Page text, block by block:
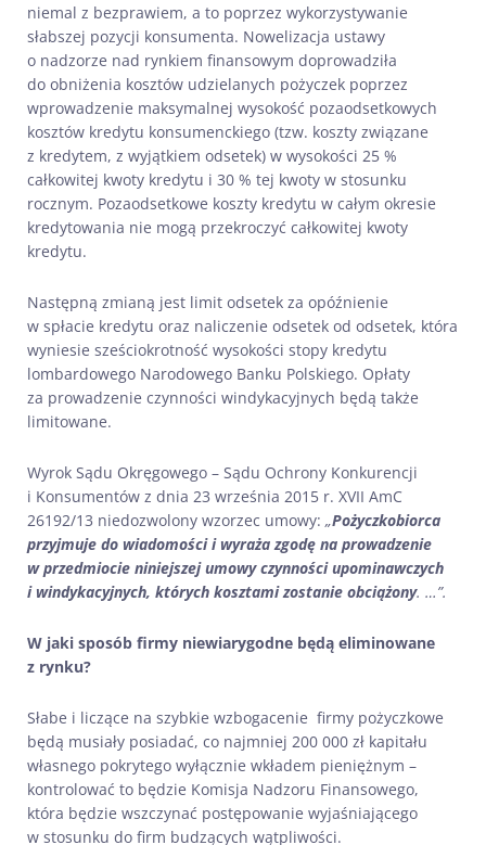
niemal z bezprawiem, a to poprzez wykorzystywanie
słabszej pozycji konsumenta. Nowelizacja ustawy
o nadzorze nad rynkiem finansowym doprowadziła
do obniżenia kosztów udzielanych pożyczek poprzez
wprowadzenie maksymalnej wysokość pozaodsetkowych
kosztów kredytu konsumenckiego (tzw. koszty związane
z kredytem, z wyjątkiem odsetek) w wysokości 25 %
całkowitej kwoty kredytu i 30 % tej kwoty w stosunku
rocznym. Pozaodsetkowe koszty kredytu w całym okresie
kredytowania nie mogą przekroczyć całkowitej kwoty
kredytu.
Następną zmianą jest limit odsetek za opóźnienie
w spłacie kredytu oraz naliczenie odsetek od odsetek, która
wyniesie sześciokrotność wysokości stopy kredytu
lombardowego Narodowego Banku Polskiego. Opłaty
za prowadzenie czynności windykacyjnych będą także
limitowane.
Wyrok Sądu Okręgowego – Sądu Ochrony Konkurencji
i Konsumentów z dnia 23 września 2015 r. XVII AmC
26192/13 niedozwolony wzorzec umowy: „Pożyczkobiorca
przyjmuje do wiadomości i wyraża zgodę na prowadzenie
w przedmiocie niniejszej umowy czynności upominawczych
i windykacyjnych, których kosztami zostanie obciążony. …”.
W jaki sposób firmy niewiarygodne będą eliminowane
z rynku?
Słabe i liczące na szybkie wzbogacenie firmy pożyczkowe
będą musiały posiadać, co najmniej 200 000 zł kapitału
własnego pokrytego wyłącznie wkładem pieniężnym –
kontrolować to będzie Komisja Nadzoru Finansowego,
która będzie wszczynać postępowanie wyjaśniającego
w stosunku do firm budzących wątpliwości.